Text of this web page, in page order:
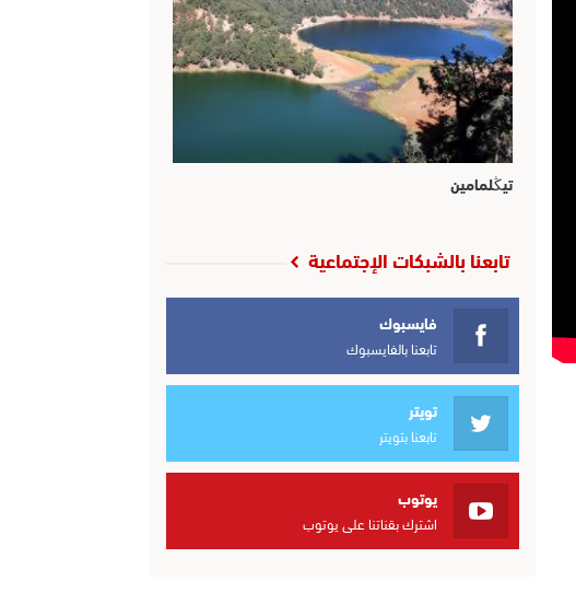
تيڭلمامين
تابعنا بالشبكات الإجتماعية
فايسبوك
تابعنا بالفايسبوك
تويتر
تابعنا بتويتر
يوتوب
اشترك بقناتنا على يوتوب